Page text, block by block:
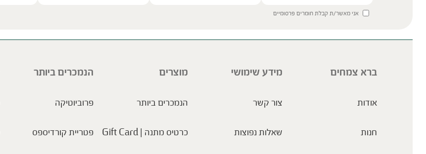
אני מאשר/ת קבלת חומרים פרסומיים
ברא צמחים
אודות
חנות
מידע שימושי
צור קשר
שאלות נפוצות
מוצרים
הנמכרים ביותר
כרטיס מתנה | Gift Card
הנמכרים ביותר
פרוביוטיקה
פטריית קורדיספס